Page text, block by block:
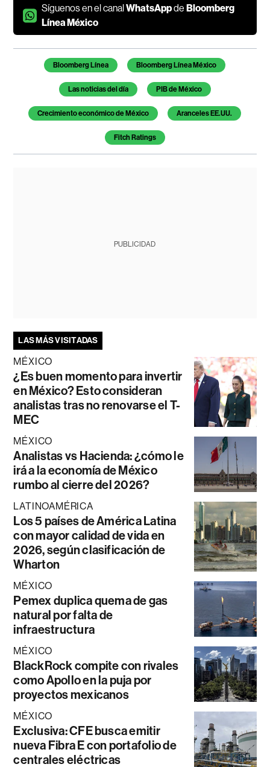
Síguenos en el canalWhatsAppde Bloomberg
Línea México
Temas de este artículo
Bloomberg Línea Bloomberg Línea México
Las noticias del día PIB de México
Crecimiento económico de México Aranceles EE.UU.
Fitch Ratings
PUBLICIDAD
LAS MÁS VISITADAS
MÉXICO
¿Es buen momento para invertir
en México? Esto consideran
analistas tras no renovarse el T-
MEC
MÉXICO
Analistas vs Hacienda: ¿cómo le
irá a la economía de México
rumbo al cierre del 2026?
LATINOAMÉRICA
Los 5 países de América Latina
con mayor calidad de vida en
2026, según clasificación de
Wharton
MÉXICO
Pemex duplica quema de gas
natural por falta de
infraestructura
MÉXICO
BlackRock compite con rivales
como Apollo en la puja por
proyectos mexicanos
MÉXICO
Exclusiva: CFE busca emitir
nueva Fibra E con portafolio de
centrales eléctricas